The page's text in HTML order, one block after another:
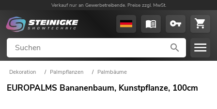
Verkauf nur an Gewerbetreibende. Preise zzgl. MwSt.
Dekoration / Palmpflanzen / Palmbäume
EUROPALMS Bananenbaum, Kunstpflanze, 100cm